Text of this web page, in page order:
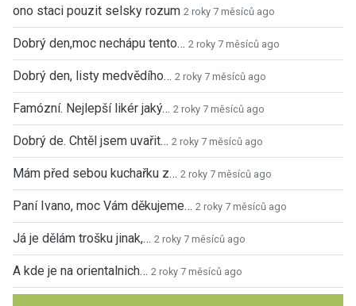
ono staci pouzit selsky rozum 2 roky 7 měsíců ago
Dobrý den,moc nechápu tento… 2 roky 7 měsíců ago
Dobrý den, listy medvědího… 2 roky 7 měsíců ago
Famózní. Nejlepší likér jaký… 2 roky 7 měsíců ago
Dobrý de. Chtěl jsem uvařit… 2 roky 7 měsíců ago
Mám před sebou kuchařku z… 2 roky 7 měsíců ago
Paní Ivano, moc Vám děkujeme… 2 roky 7 měsíců ago
Já je dělám trošku jinak,… 2 roky 7 měsíců ago
A kde je na orientalnich… 2 roky 7 měsíců ago